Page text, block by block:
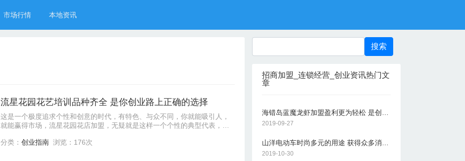
市场行情 本地资讯
流星花园花艺培训品种齐全 是你创业路上正确的选择
这是一个极度追求个性和创意的时代，有特色、与众不同，你就能吸引人，
就能赢得市场，流星花园花店加盟，无疑就是这样一个个性的典型代表，它
分类： 创业指南浏览：176次
招商加盟_连锁经营_创业资讯热门文
章
2019-09-27
2019-10-30